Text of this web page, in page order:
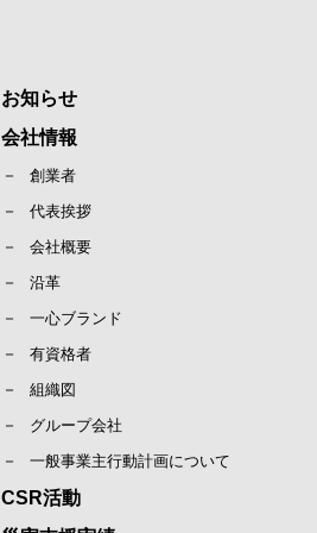
お知らせ
会社情報
創業者
代表挨拶
会社概要
沿革
一心ブランド
有資格者
組織図
グループ会社
一般事業主行動計画について
CSR活動